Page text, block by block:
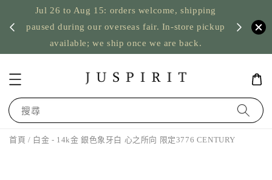
Jul 26 to Aug 15: orders welcome, shipping
paused during our overseas fair. In-store pickup
available; we ship once we are back.
US
搜尋
首頁 / 白金 - 14k金 銀色象牙白 心之所向 限定3776 CENTURY